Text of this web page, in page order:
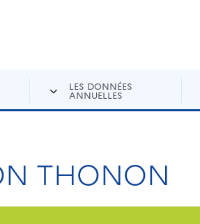
LES DONNÉES
ANNUELLES
THONON